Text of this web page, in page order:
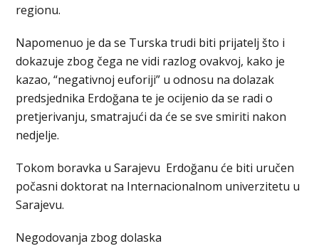
regionu.
Napomenuo je da se Turska trudi biti prijatelj što i
dokazuje zbog čega ne vidi razlog ovakvoj, kako je
kazao, “negativnoj euforiji” u odnosu na dolazak
predsjednika Erdoğana te je ocijenio da se radi o
pretjerivanju, smatrajući da će se sve smiriti nakon
nedjelje.
Tokom boravka u Sarajevu Erdoğanu će biti uručen
počasni doktorat na Internacionalnom univerzitetu u
Sarajevu.
Negodovanja zbog dolaska